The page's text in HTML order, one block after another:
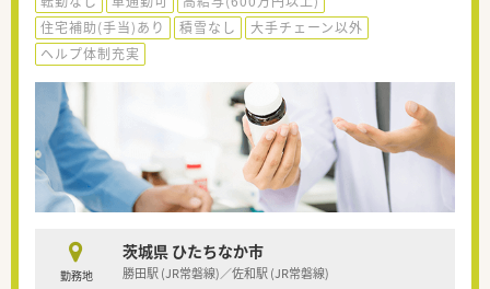
住宅補助(手当)あり
積雪なし
大手チェーン以外
ヘルプ体制充実
勤務地
茨城県 ひたちなか市
勝田駅 (JR常磐線)／佐和駅 (JR常磐線)